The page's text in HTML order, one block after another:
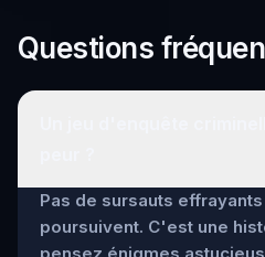
Questions
Pas de sursauts
poursuivent. C'est une